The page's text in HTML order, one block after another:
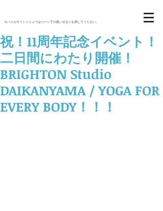
モバイルサイトメニューはページ下の黒いボタンを押してください。
祝！11周年記念イベント！
二日間にわたり開催！
BRIGHTON Studio
DAIKANYAMA / YOGA FOR
EVERY BODY！！！